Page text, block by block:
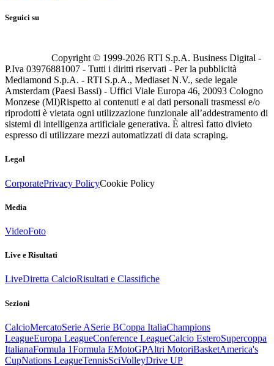
Seguici su
Copyright © 1999-2026 RTI S.p.A. Business Digital -
P.Iva 03976881007 - Tutti i diritti riservati - Per la pubblicità
Mediamond S.p.A. - RTI S.p.A., Mediaset N.V., sede legale
Amsterdam (Paesi Bassi) - Uffici Viale Europa 46, 20093 Cologno
Monzese (MI)Rispetto ai contenuti e ai dati personali trasmessi e/o
riprodotti è vietata ogni utilizzazione funzionale all’addestramento di
sistemi di intelligenza artificiale generativa. È altresì fatto divieto
espresso di utilizzare mezzi automatizzati di data scraping.
Legal
CorporatePrivacy PolicyCookie Policy
Media
VideoFoto
Live e Risultati
LiveDiretta CalcioRisultati e Classifiche
Sezioni
CalcioMercatoSerie ASerie BCoppa ItaliaChampions
LeagueEuropa LeagueConference LeagueCalcio EsteroSupercoppa
ItalianaFormula 1Formula EMotoGPAltri MotoriBasketAmerica's
CupNations LeagueTennisSciVolleyDrive UP